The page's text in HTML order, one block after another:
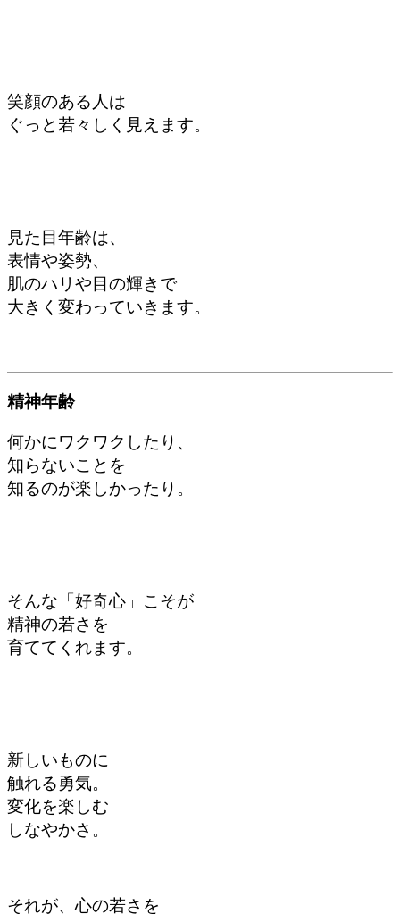
笑顔のある人は
ぐっと若々しく見えます。
見た目年齢は、
表情や姿勢、
肌のハリや目の輝きで
大きく変わっていきます。
精神年齢
何かにワクワクしたり、
知らないことを
知るのが楽しかったり。
そんな「好奇心」こそが
精神の若さを
育ててくれます。
新しいものに
触れる勇気。
変化を楽しむ
しなやかさ。
それが、心の若さを